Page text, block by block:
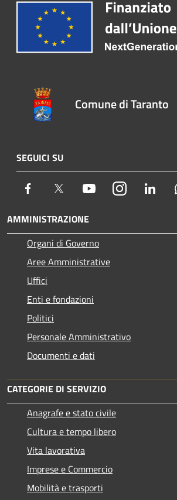
Comune di Taranto
SEGUICI SU
Facebook Twitter YoutubeInstagram
AMMINISTRAZIONE
Organi di Governo
Aree Amministrative
Uffici
Enti e fondazioni
Politici
Personale Amministrativo
Documenti e dati
CATEGORIE DI SERVIZIO
Anagrafe e stato civile
Cultura e tempo libero
Vita lavorativa
Imprese e Commercio
Mobilità e trasporti